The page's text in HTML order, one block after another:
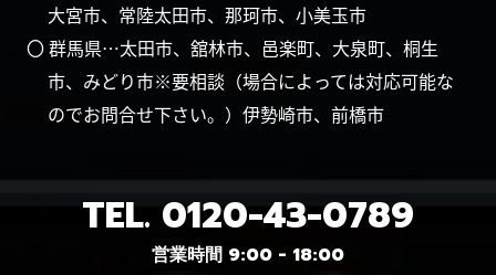
大宮市、常陸太田市、那珂市、小美玉市
〇 群馬県…太田市、舘林市、邑楽町、大泉町、桐生
市、みどり市※要相談（場合によっては対応可能な
のでお問合せ下さい。）伊勢崎市、前橋市
TEL. 0120-43-0789
営業時間 9:00 - 18:00